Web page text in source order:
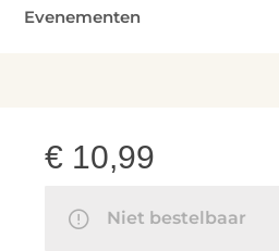
Evenementen
€ 10,99
Niet bestelbaar